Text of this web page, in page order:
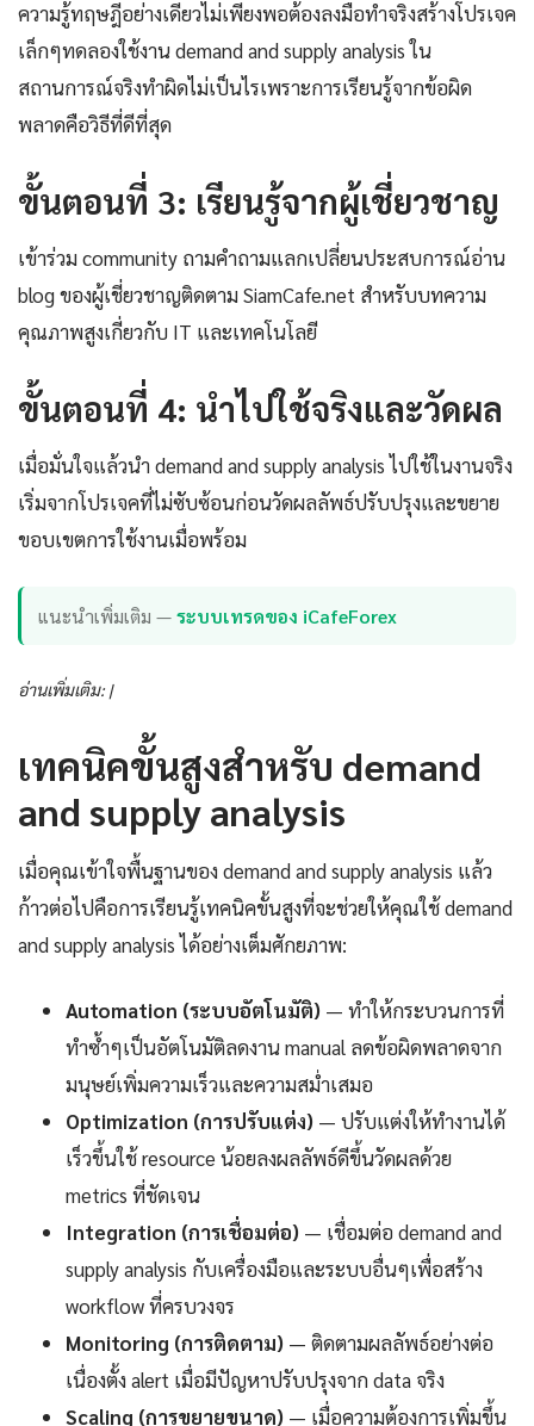
ความรู้ทฤษฎีอย่างเดียวไม่เพียงพอต้องลงมือทำจริงสร้างโปรเจค
เล็กๆทดลองใช้งาน demand and supply analysis ใน
สถานการณ์จริงทำผิดไม่เป็นไรเพราะการเรียนรู้จากข้อผิด
พลาดคือวิธีที่ดีที่สุด
ขั้นตอนที่ 3: เรียนรู้จากผู้เชี่ยวชาญ
เข้าร่วม community ถามคำถามแลกเปลี่ยนประสบการณ์อ่าน
blog ของผู้เชี่ยวชาญติดตาม SiamCafe.net สำหรับบทความ
คุณภาพสูงเกี่ยวกับ IT และเทคโนโลยี
ขั้นตอนที่ 4: นำไปใช้จริงและวัดผล
เมื่อมั่นใจแล้วนำ demand and supply analysis ไปใช้ในงานจริง
เริ่มจากโปรเจคที่ไม่ซับซ้อนก่อนวัดผลลัพธ์ปรับปรุงและขยาย
ขอบเขตการใช้งานเมื่อพร้อม
แนะนำเพิ่มเติม —ระบบเทรดของ iCafeForex
อ่านเพิ่มเติม: |
เทคนิคขั้นสูงสำหรับ demand
and supply analysis
เมื่อคุณเข้าใจพื้นฐานของ demand and supply analysis แล้ว
ก้าวต่อไปคือการเรียนรู้เทคนิคขั้นสูงที่จะช่วยให้คุณใช้ demand
and supply analysis ได้อย่างเต็มศักยภาพ:
Automation (ระบบอัตโนมัติ) — ทำให้กระบวนการที่
ทำซ้ำๆเป็นอัตโนมัติลดงาน manual ลดข้อผิดพลาดจาก
มนุษย์เพิ่มความเร็วและความสม่ำเสมอ
Optimization (การปรับแต่ง) — ปรับแต่งให้ทำงานได้
เร็วขึ้นใช้ resource น้อยลงผลลัพธ์ดีขึ้นวัดผลด้วย
metrics ที่ชัดเจน
Integration (การเชื่อมต่อ) — เชื่อมต่อ demand and
supply analysis กับเครื่องมือและระบบอื่นๆเพื่อสร้าง
workflow ที่ครบวงจร
Monitoring (การติดตาม) — ติดตามผลลัพธ์อย่างต่อ
เนื่องตั้ง alert เมื่อมีปัญหาปรับปรุงจาก data จริง
Scaling (การขยายขนาด) — เมื่อความต้องการเพิ่มขึ้น